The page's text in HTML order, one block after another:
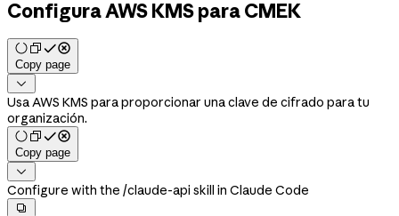
Configura AWS KMS para CMEK
Copy page

Usa AWS KMS para proporcionar una clave de cifrado para tu
organización.
Copy page

Configure with the /claude-api skill in Claude Code
